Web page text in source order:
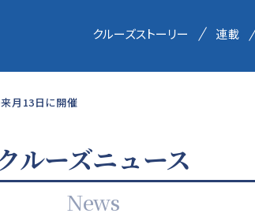
クルーズストーリー 連載
来月13日に開催
ルーズニュース
News